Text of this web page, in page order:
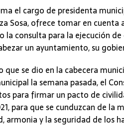
el cargo de presidenta
Sosa, ofrece tomar en
la consulta para la ejecución
un ayuntamiento, su
que se dio en la cabecera
la semana pasada, el
para firmar un pacto de
para que se cunduzcan de la
armonia y la seguridad de los